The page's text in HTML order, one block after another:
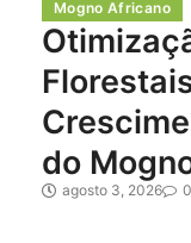
Mogno Africano
do
agosto 3, 2026 0